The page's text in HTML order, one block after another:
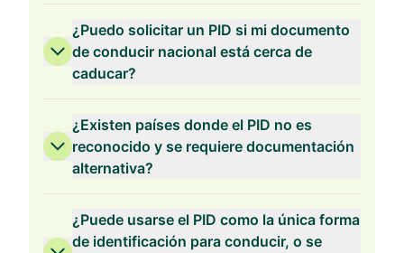
¿Puedo solicitar un PID si mi documento
de conducir nacional está cerca de
caducar?
¿Existen países donde el PID no es
reconocido y se requiere documentación
alternativa?
¿Puede usarse el PID como la única forma
de identificación para conducir, o se